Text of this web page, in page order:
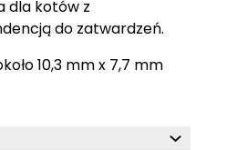
dla kotów z
do zatwardzeń.
10,3 mm x 7,7 mm